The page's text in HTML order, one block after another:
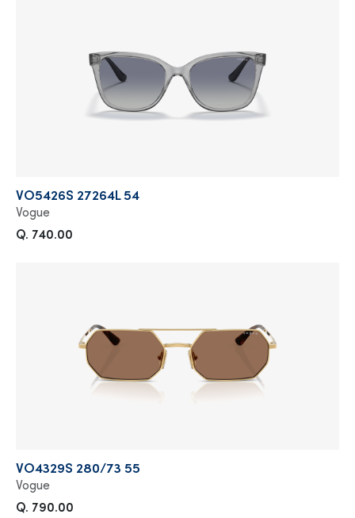
VO5426S 27264L 54
Vogue
Q. 740.00
VO4329S 280/73 55
Vogue
Q. 790.00